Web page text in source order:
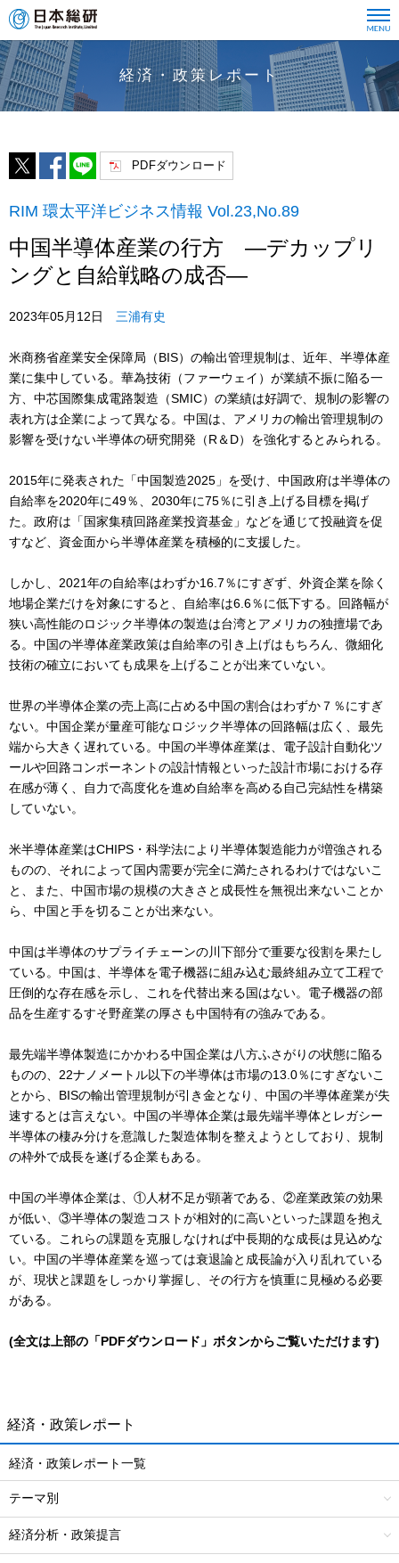
経済・政策レポート
PDFダウンロード
RIM 環太平洋ビジネス情報 Vol.23,No.89
中国半導体産業の行方 ―デカップリ
ングと自給戦略の成否―
2023年05月12日 三浦有史
米商務省産業安全保障局（BIS）の輸出管理規制は、近年、半導体産
業に集中している。華為技術（ファーウェイ）が業績不振に陥る一
方、中芯国際集成電路製造（SMIC）の業績は好調で、規制の影響の
表れ方は企業によって異なる。中国は、アメリカの輸出管理規制の
影響を受けない半導体の研究開発（R＆D）を強化するとみられる。
2015年に発表された「中国製造2025」を受け、中国政府は半導体の
自給率を2020年に49％、2030年に75％に引き上げる目標を掲げ
た。政府は「国家集積回路産業投資基金」などを通じて投融資を促
すなど、資金面から半導体産業を積極的に支援した。
しかし、2021年の自給率はわずか16.7％にすぎず、外資企業を除く
地場企業だけを対象にすると、自給率は6.6％に低下する。回路幅が
狭い高性能のロジック半導体の製造は台湾とアメリカの独擅場であ
る。中国の半導体産業政策は自給率の引き上げはもちろん、微細化
技術の確立においても成果を上げることが出来ていない。
世界の半導体企業の売上高に占める中国の割合はわずか７％にすぎ
ない。中国企業が量産可能なロジック半導体の回路幅は広く、最先
端から大きく遅れている。中国の半導体産業は、電子設計自動化ツ
ールや回路コンポーネントの設計情報といった設計市場における存
在感が薄く、自力で高度化を進め自給率を高める自己完結性を構築
していない。
米半導体産業はCHIPS・科学法により半導体製造能力が増強される
ものの、それによって国内需要が完全に満たされるわけではないこ
と、また、中国市場の規模の大きさと成長性を無視出来ないことか
ら、中国と手を切ることが出来ない。
中国は半導体のサプライチェーンの川下部分で重要な役割を果たし
ている。中国は、半導体を電子機器に組み込む最終組み立て工程で
圧倒的な存在感を示し、これを代替出来る国はない。電子機器の部
品を生産するすそ野産業の厚さも中国特有の強みである。
最先端半導体製造にかかわる中国企業は八方ふさがりの状態に陥る
ものの、22ナノメートル以下の半導体は市場の13.0％にすぎないこ
とから、BISの輸出管理規制が引き金となり、中国の半導体産業が失
速するとは言えない。中国の半導体企業は最先端半導体とレガシー
半導体の棲み分けを意識した製造体制を整えようとしており、規制
の枠外で成長を遂げる企業もある。
中国の半導体企業は、①人材不足が顕著である、②産業政策の効果
が低い、③半導体の製造コストが相対的に高いといった課題を抱え
ている。これらの課題を克服しなければ中長期的な成長は見込めな
い。中国の半導体産業を巡っては衰退論と成長論が入り乱れている
が、現状と課題をしっかり掌握し、その行方を慎重に見極める必要
がある。
(全文は上部の「PDFダウンロード」ボタンからご覧いただけます)
経済・政策レポート
経済・政策レポート一覧
テーマ別
経済分析・政策提言